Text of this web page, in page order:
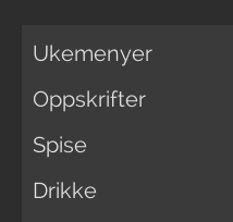
Ukemenyer
Oppskrifter
Spise
Drikke